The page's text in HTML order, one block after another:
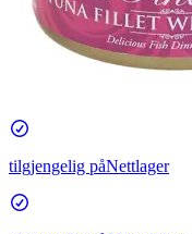
tilgjengelig påNettlager